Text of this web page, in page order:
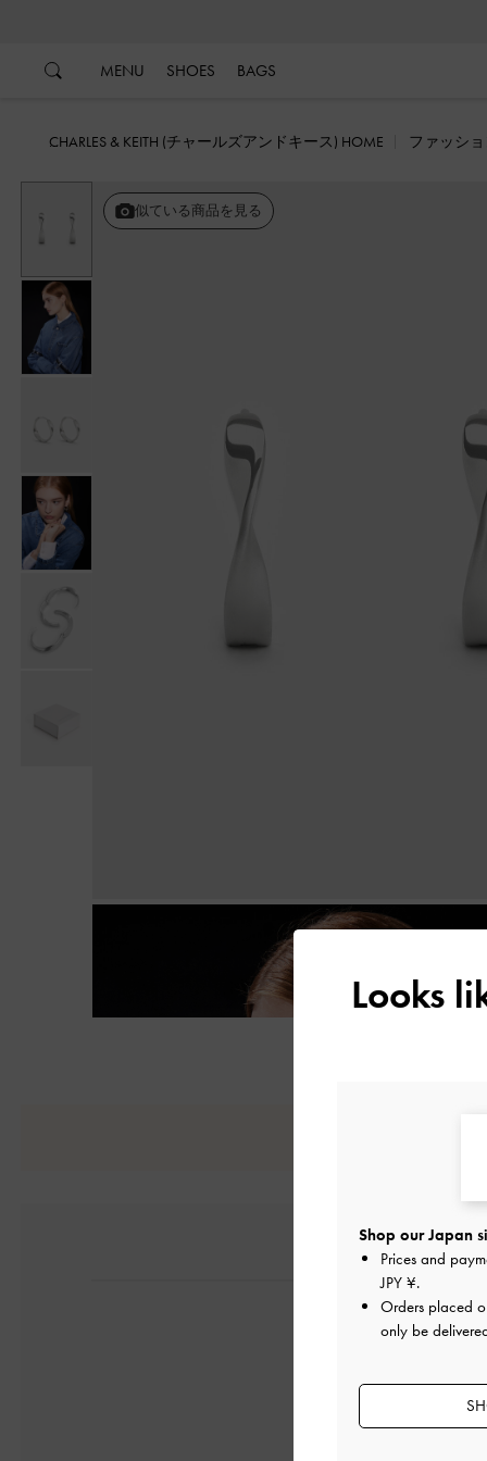
MENU SHOES BAGS
CHARLES & KEITH (チャールズアンドキース) HOME ファッシ
似ている商品を見る
Looks
Shop our Japan
Prices and
JPY ¥.
Orders placed
only be